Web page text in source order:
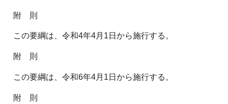
附 則
この要綱は、令和4年4月1日から施行する。
附 則
この要綱は、令和6年4月1日から施行する。
附 則